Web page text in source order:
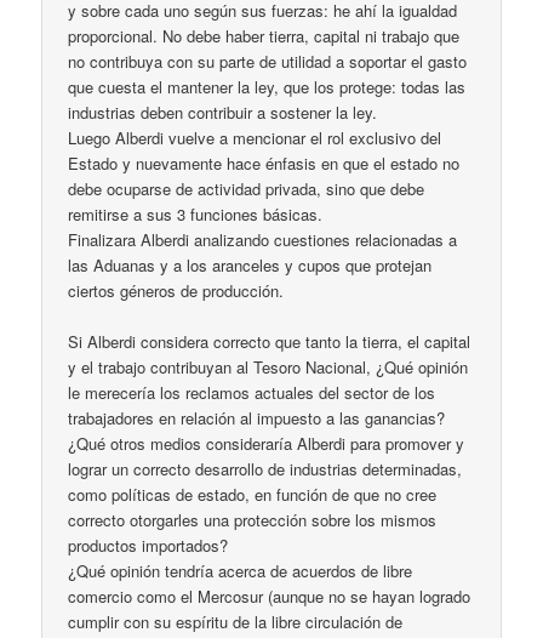
y sobre cada uno según sus fuerzas: he ahí la igualdad
proporcional. No debe haber tierra, capital ni trabajo que
no contribuya con su parte de utilidad a soportar el gasto
que cuesta el mantener la ley, que los protege: todas las
industrias deben contribuir a sostener la ley.
Luego Alberdi vuelve a mencionar el rol exclusivo del
Estado y nuevamente hace énfasis en que el estado no
debe ocuparse de actividad privada, sino que debe
remitirse a sus 3 funciones básicas.
Finalizara Alberdi analizando cuestiones relacionadas a
las Aduanas y a los aranceles y cupos que protejan
ciertos géneros de producción.
Si Alberdi considera correcto que tanto la tierra, el capital
y el trabajo contribuyan al Tesoro Nacional, ¿Qué opinión
le merecería los reclamos actuales del sector de los
trabajadores en relación al impuesto a las ganancias?
¿Qué otros medios consideraría Alberdi para promover y
lograr un correcto desarrollo de industrias determinadas,
como políticas de estado, en función de que no cree
correcto otorgarles una protección sobre los mismos
productos importados?
¿Qué opinión tendría acerca de acuerdos de libre
comercio como el Mercosur (aunque no se hayan logrado
cumplir con su espíritu de la libre circulación de